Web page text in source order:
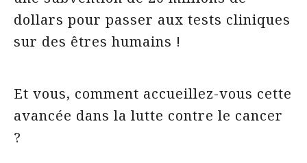
dollars pour passer aux tests cliniques
sur des êtres humains !
Et vous, comment accueillez-vous cette
avancée dans la lutte contre le cancer
?